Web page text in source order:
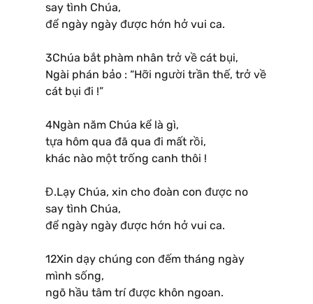
say tình Chúa,
để ngày ngày được hớn hở vui ca.
3Chúa bắt phàm nhân trở về cát bụi,
Ngài phán bảo : “Hỡi người trần thế, trở về
cát bụi đi !”
4Ngàn năm Chúa kể là gì,
tựa hôm qua đã qua đi mất rồi,
khác nào một trống canh thôi !
Đ.Lạy Chúa, xin cho đoàn con được no
say tình Chúa,
để ngày ngày được hớn hở vui ca.
12Xin dạy chúng con đếm tháng ngày
mình sống,
ngõ hầu tâm trí được khôn ngoan.